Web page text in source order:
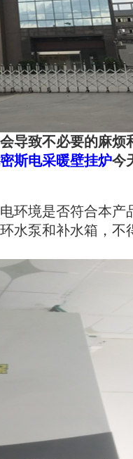
导致不必要的麻烦
斯电采暖壁挂炉今
环境是否符合本产
水泵和补水箱，不